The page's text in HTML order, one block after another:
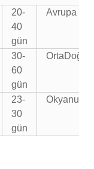
20-
40
gün
Avrupa
30-
60
gün
OrtaDoğu
23-
30
gün
Okyanusya